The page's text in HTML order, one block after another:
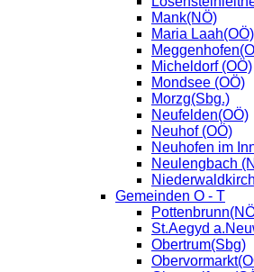
Mank(NÖ)
Maria Laah(OÖ)
Micheldorf (OÖ)
Mondsee (OÖ)
Morzg(Sbg.)
Neufelden(OÖ)
Neuhof (OÖ)
Neuhofen im
Neulengbach
Gemeinden O - T
St.Aegyd
Obertrum(Sbg)